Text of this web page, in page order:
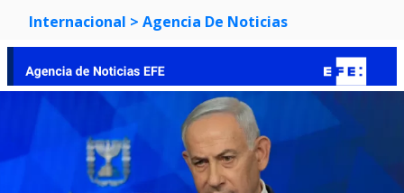
Internacional > Agencia De Noticias